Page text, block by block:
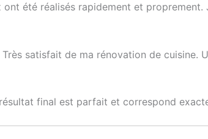
été réalisés rapidement et
satisfait de ma rénovation de cuisine.
final est parfait et correspond